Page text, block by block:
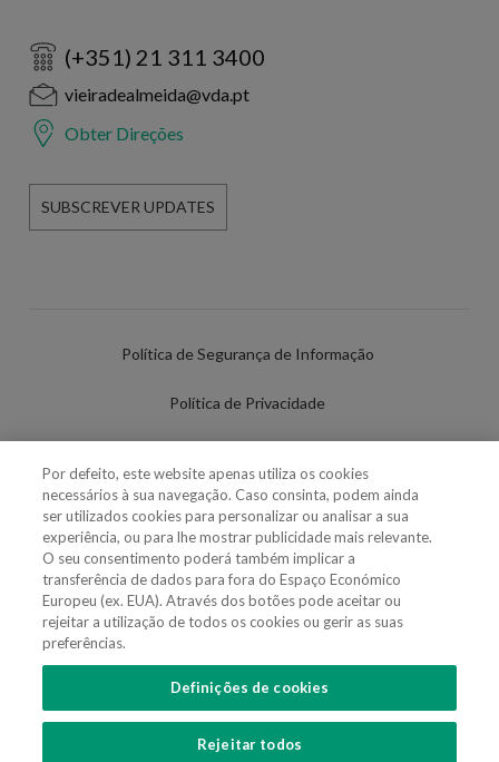
(+351) 21 311 3400
vieiradealmeida@vda.pt
Obter Direções
SUBSCREVER UPDATES
Política de Segurança de Informação
Política de Privacidade
Política de Cookies
Definições de cookies
Uso Fraudulento Nome/Marca
SIGA-NOS
Por defeito, este website apenas utiliza os cookies
necessários à sua navegação. Caso consinta, podem ainda
ser utilizados cookies para personalizar ou analisar a sua
experiência, ou para lhe mostrar publicidade mais relevante.
O seu consentimento poderá também implicar a
transferência de dados para fora do Espaço Económico
Europeu (ex. EUA). Através dos botões pode aceitar ou
rejeitar a utilização de todos os cookies ou gerir as suas
preferências.
Definições de cookies
Rejeitar todos